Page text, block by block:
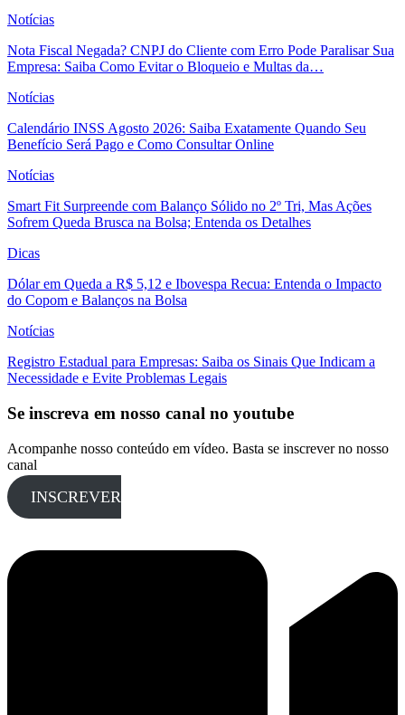
Notícias
Nota Fiscal Negada? CNPJ do Cliente com Erro Pode Paralisar Sua
Empresa: Saiba Como Evitar o Bloqueio e Multas da…
Notícias
Calendário INSS Agosto 2026: Saiba Exatamente Quando Seu
Benefício Será Pago e Como Consultar Online
Notícias
Smart Fit Surpreende com Balanço Sólido no 2º Tri, Mas Ações
Sofrem Queda Brusca na Bolsa; Entenda os Detalhes
Dicas
Dólar em Queda a R$ 5,12 e Ibovespa Recua: Entenda o Impacto
do Copom e Balanços na Bolsa
Notícias
Registro Estadual para Empresas: Saiba os Sinais Que Indicam a
Necessidade e Evite Problemas Legais
Se inscreva em nosso canal no youtube
Acompanhe nosso conteúdo em vídeo. Basta se inscrever no nosso
canal
INSCREVER